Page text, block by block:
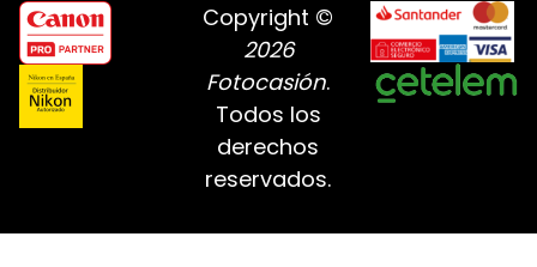
Copyright ©
2026
Fotocasión.
Todos los
derechos
reservados.